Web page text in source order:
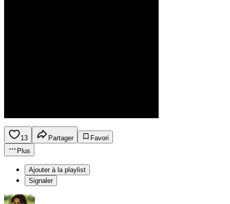
13 Partager
Favori
Plus
Ajouter à la playlist
Signaler